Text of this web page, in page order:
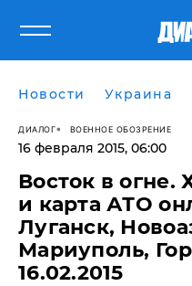
Новости Украина
ДИАЛОГ ВОЕННОЕ ОБОЗРЕНИЕ
16 февраля 2015, 06:00
Восток в огне.
и карта АТО
Луганск,
Мариуполь,
16.02.2015